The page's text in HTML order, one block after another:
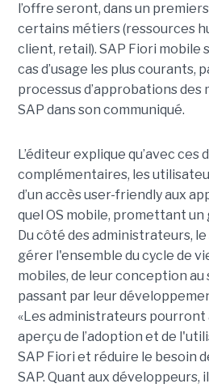
l’offre seront, dans un
certains métiers (ressources
client, retail). SAP Fiori mobile
cas d’usage les plus courants,
processus d’approbations des
SAP dans son communiqué.
L’éditeur explique qu’avec ces
complémentaires, les
d’un accès user-friendly aux
quel OS mobile, promettant
Du côté des administrateurs,
gérer l'ensemble du cycle de
mobiles, de leur conception au
passant par leur
«Les administrateurs pourront
aperçu de l’adoption et de
SAP Fiori et réduire le besoin
SAP. Quant aux développeurs,